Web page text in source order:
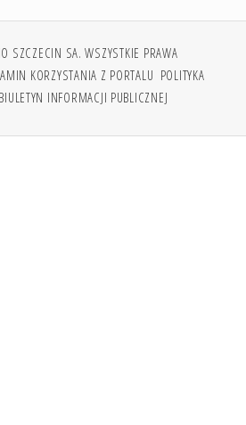
SZCZECIN SA. WSZYSTKIE PRAWA
KORZYSTANIA Z PORTALU POLITYKA
BIULETYN INFORMACJI PUBLICZNEJ